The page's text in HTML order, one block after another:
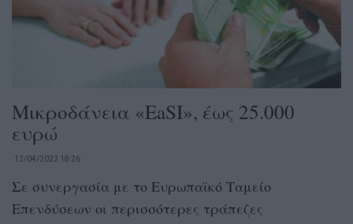
Μικροδάνεια «EaSI», έως 25.000
ευρώ
12/04/2022 18:26
Σε συνεργασία με το Ευρωπαϊκό Ταμείο
Επενδύσεων οι περισσότερες τράπεζες